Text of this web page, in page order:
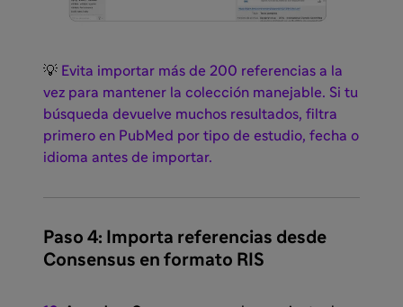
💡 Evita importar más de 200 referencias a la
vez para mantener la colección manejable. Si tu
búsqueda devuelve muchos resultados, filtra
primero en PubMed por tipo de estudio, fecha o
idioma antes de importar.
Paso 4: Importa referencias desde
Consensus en formato RIS